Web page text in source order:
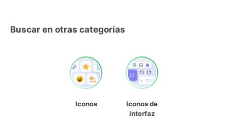
Buscar en otras categorías
Iconos
Iconos de
interfaz